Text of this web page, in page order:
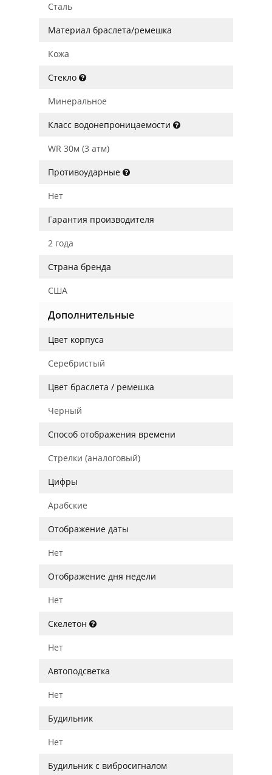
Сталь
Материал браслета/ремешка
Кожа
Стекло
Минеральное
Класс водонепроницаемости
WR 30м (3 атм)
Противоударные
Нет
Гарантия производителя
2 года
Страна бренда
США
Дополнительные
Цвет корпуса
Серебристый
Цвет браслета / ремешка
Черный
Способ отображения времени
Стрелки (аналоговый)
Цифры
Арабские
Отображение даты
Нет
Отображение дня недели
Нет
Скелетон
Нет
Автоподсветка
Нет
Будильник
Нет
Будильник с вибросигналом